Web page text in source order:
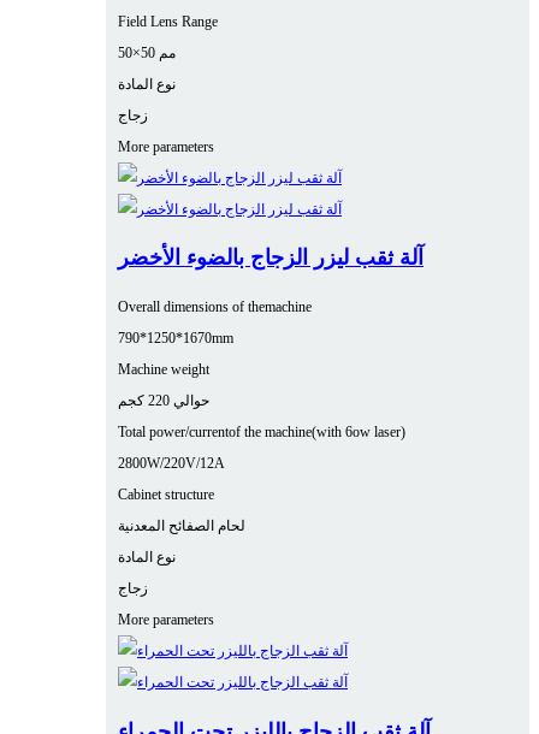
Field Lens Range
50×50 مم
نوع المادة
زجاج
More parameters
آلة ثقب ليزر الزجاج بالضوء الأخضر
Overall dimensions of themachine
790*1250*1670mm
Machine weight
حوالي 220 كجم
Total power/currentof the machine(with 6ow laser)
2800W/220V/12A
Cabinet structure
لحام الصفائح المعدنية
نوع المادة
زجاج
More parameters